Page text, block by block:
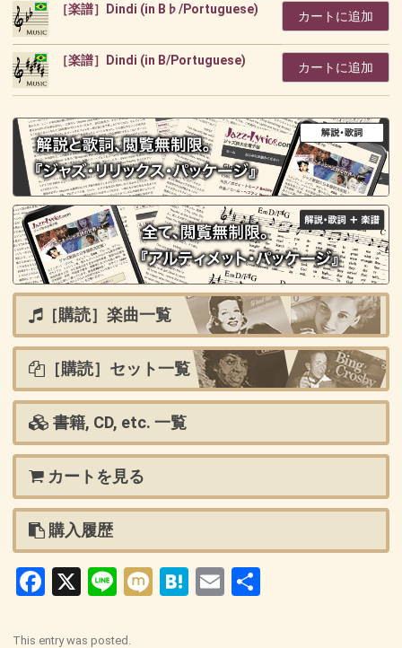
［楽譜］Dindi (in B♭/Portuguese) カートに追加
［楽譜］Dindi (in B/Portuguese) カートに追加
［購読］楽曲一覧
［購読］セット一覧
書籍, CD, etc. 一覧
カートを見る
購入履歴
Facebook
X LineMixiHatena
Email
This entry was posted.